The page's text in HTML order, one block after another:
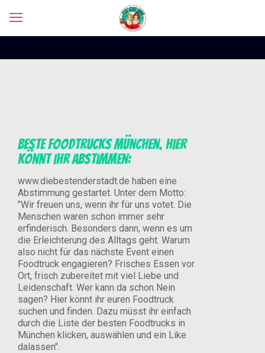
Beste Foodtrucks München. Hier
könnt ihr abstimmen:
www.diebestenderstadt.de haben eine
Abstimmung gestartet. Unter dem Motto:
"Wir freuen uns, wenn ihr für uns votet. Die
Menschen waren schon immer sehr
erfinderisch. Besonders dann, wenn es um
die Erleichterung des Alltags geht. Warum
also nicht für das nächste Event einen
Foodtruck engagieren? Frisches Essen vor
Ort, frisch zubereitet mit viel Liebe und
Leidenschaft. Wer kann da schon Nein
sagen? Hier könnt ihr euren Foodtruck
suchen und finden. Dazu müsst ihr einfach
durch die Liste der besten Foodtrucks in
München klicken, auswählen und ein Like
dalassen".